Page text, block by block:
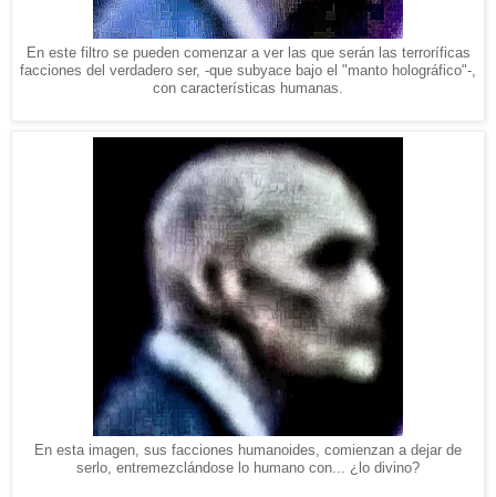
En este filtro se pueden comenzar a ver las que serán las terroríficas
facciones del verdadero ser, -que subyace bajo el "manto holográfico"-,
con características humanas.
En esta imagen, sus facciones humanoides, comienzan a dejar de
serlo, entremezclándose lo humano con... ¿lo divino?